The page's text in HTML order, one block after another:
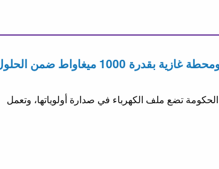
ميغاواط ضمن الحلول
تضع ملف الكهرباء في صدارة أولوياتها، وتعمل